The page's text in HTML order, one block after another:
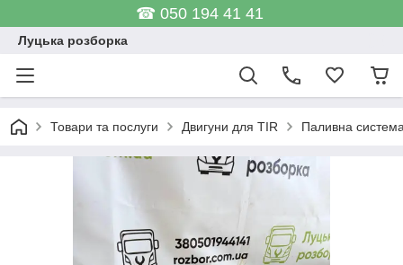
☎ 050 194 41 41
Луцька розборка
Товари та послуги Двигуни для TIR Паливна